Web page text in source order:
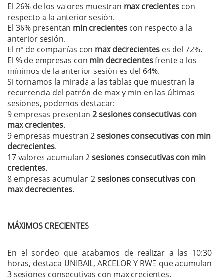
El 26% de los valores muestran max crecientes con
respecto a la anterior sesión.
El 36% presentan min crecientes con respecto a la
anterior sesión.
El nº de compañías con max decrecientes es del 72%.
El % de empresas con min decrecientesfrente a los
mínimos de la anterior sesión es del 64%.
Si tornamos la mirada a las tablas que muestran la
recurrencia del patrón de max y min en las últimas
sesiones, podemos destacar:
9 empresas presentan 2 sesiones consecutivas con
max crecientes.
9 empresas muestran 2sesiones consecutivas con min
decrecientes.
17 valores acumulan 2sesiones consecutivas con min
crecientes.
8 empresas acumulan 2sesiones consecutivas con
max decrecientes.
MÁXIMOS CRECIENTES
En el sondeo que acabamos de realizar a las 10:30
horas, destaca UNIBAIL, ARCELOR Y RWE que acumulan
3 sesiones consecutivas con max crecientes.